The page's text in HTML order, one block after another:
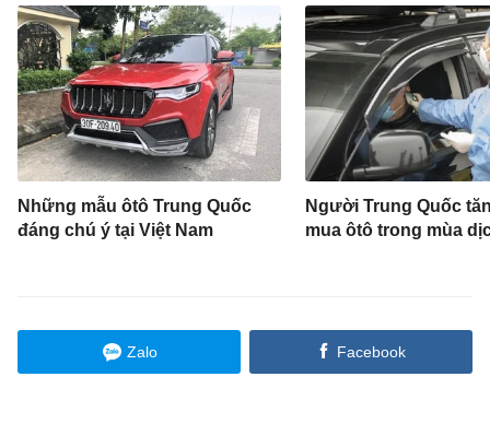
Những mẫu ôtô Trung Quốc
đáng chú ý tại Việt Nam
Người Trung Quốc
mua ôtô trong mùa
Zalo Facebook